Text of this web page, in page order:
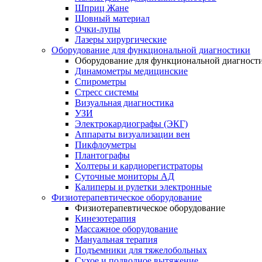
Шприц Жане
Шовный материал
Очки-лупы
Лазеры хирургические
Оборудование для функциональной диагностики
Оборудование для функциональной
Динамометры медицинские
Спирометры
Стресс системы
Визуальная диагностика
УЗИ
Электрокардиографы (ЭКГ)
Аппараты визуализации вен
Пикфлоуметры
Плантографы
Холтеры и кардиорегистраторы
Суточные мониторы АД
Калиперы и рулетки электронные
Физиотерапевтическое оборудование
Физиотерапевтическое оборудование
Кинезотерапия
Массажное оборудование
Мануальная терапия
Подъемники для тяжелобольных